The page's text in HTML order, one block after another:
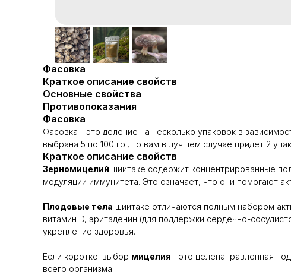
Фасовка
Краткое описание свойств
Основные свойства
Противопоказания
Фасовка
Фасовка - это деление на несколько упаковок в
выбрана 5 по 100 гр., то вам в лучшем случае придет 2
Краткое описание свойств
Зерномицелий шиитаке содержит концентрированные
модуляции иммунитета. Это означает, что они помогают
Плодовые тела шиитаке отличаются полным набором
витамин D, эритаденин (для поддержки сердечно-
укрепление здоровья.
Если коротко: выбор мицелия - это целенаправленная
всего организма.